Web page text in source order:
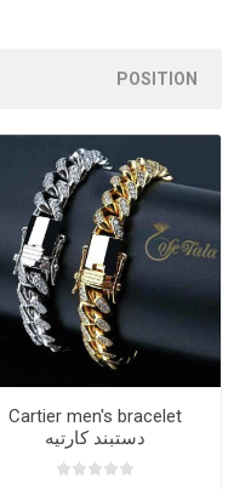
Cartier men's bracelet
دستبند کارتیه